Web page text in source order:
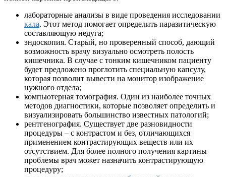
лабораторные анализы в виде проведения исследовании
кала. Этот метод помогает определить паразитическую
составляющую недуга;
эндоскопия. Старый, но проверенный способ, дающий
возможность врачу визуально осмотреть полость
кишечника. В случае с тонким кишечником пациенту
будет предложено проглотить специальную капсулу,
которая позволит вывести на монитор изображение
нужного отдела;
компьютерная томография. Один из наиболее точных
методов диагностики, которые позволяет определить и
визуализировать большинство известных патологий;
рентгенография. Существует две разновидности
процедуры – с контрастом и без, отличающихся
применением контрастирующих веществ или их
отсутствием. Для более полного получения картины
проблемы врач может назначить контрастирующую
процедуру;